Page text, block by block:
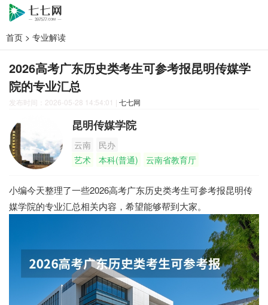
首页 > 专业解读
2026高考广东历史类考生可参考报昆明传媒学
院的专业汇总
发布时间：2026-05-28 14:54:01 | 七七网
昆明传媒学院
云南
民办
艺术
本科(普通) 云南省教育厅
小编今天整理了一些2026高考广东历史类考生可参考报昆明传
媒学院的专业汇总相关内容，希望能够帮到大家。